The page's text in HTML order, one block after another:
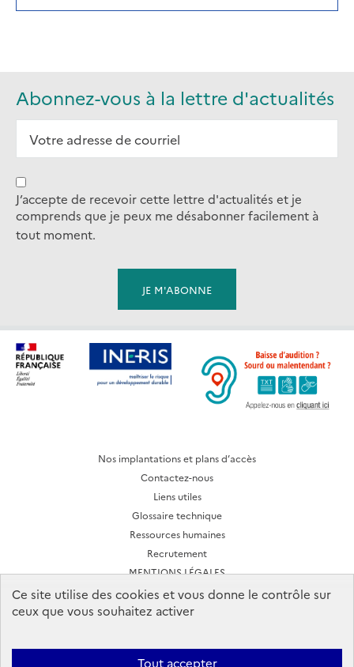
Abonnez-vous à la lettre d'actualités
J’accepte de recevoir cette lettre d'actualités et je
comprends que je peux me désabonner facilement à
tout moment.
Nos implantations et plans d’accès
Contactez-nous
Liens utiles
Glossaire technique
Ressources humaines
Recrutement
MENTIONS LÉGALES
CONDITIONS D'UTILISATION
Archives des lettres d'actualité
Ce site utilise des cookies et vous donne le contrôle sur
ceux que vous souhaitez activer
Tout accepter